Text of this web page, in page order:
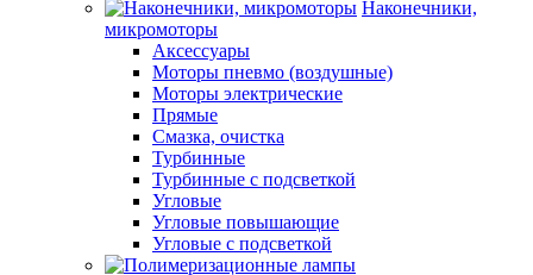
Наконечники,
микромоторы
Аксессуары
Моторы пневмо (воздушные)
Моторы электрические
Прямые
Смазка, очистка
Турбинные
Турбинные с подсветкой
Угловые
Угловые повышающие
Угловые с подсветкой